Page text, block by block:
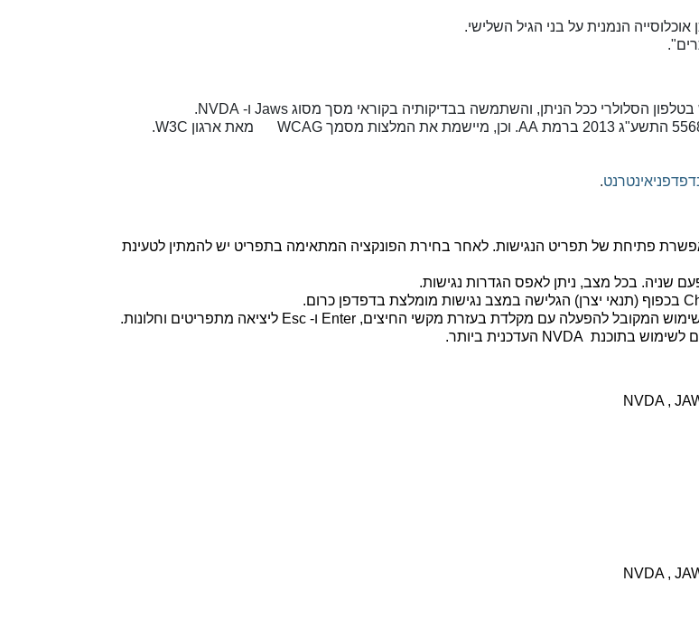
אוכלוסייה הנמנית על בני הגיל השלישי.
הסלולרי ככל הניתן, והשתמשה בבדיקותיה בקוראי מסך מסוג Jaws ו- NVDA
.
AA. וכן, מיישמת את המלצות מסמך WCAG
W3C
.
אינטרנט.
פתיחת של תפריט הנגישות. לאחר בחירת הפונקציה המתאימה בתפריט יש להמתין לטעינת
שניה. בכל מצב, ניתן לאפס הגדרות נגישות.
בכפוף (תנאי יצרן) הגלישה במצב נגישות מומלצת בדפדפן כרום.
המקובל להפעלה עם מקלדת בעזרת מקשי החיצים, Enter ו- Esc ליציאה מתפריטים וחלונות.
לשימוש בתוכנת NVDA העדכנית ביותר.
NVDA ,
NVDA ,